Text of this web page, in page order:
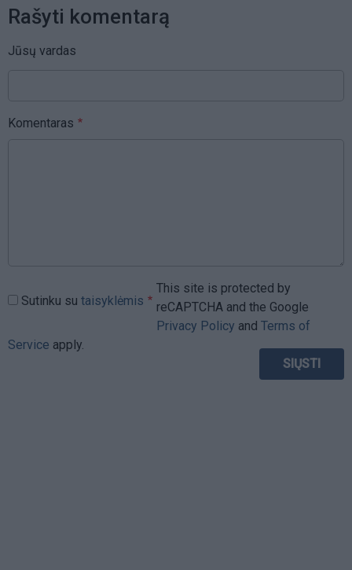
Rašyti komentarą
Jūsų vardas
Komentaras
Sutinku su taisyklėmis
This site is protected by
reCAPTCHA and the Google
Privacy Policy and Terms of
Service apply.